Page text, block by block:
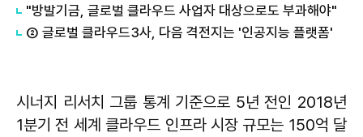
"방발기금, 글로벌 클라우드 사업자 대상으로도 부과해야"
② 글로벌 클라우드3사, 다음 격전지는 '인공지능 플랫폼'
시너지 리서치 그룹 통계 기준으로 5년 전인 2018년
1분기 전 세계 클라우드 인프라 시장 규모는 150억 달